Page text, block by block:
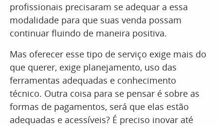
profissionais precisaram se adequar a essa
modalidade para que suas venda possam
continuar fluindo de maneira positiva.
Mas oferecer esse tipo de serviço exige mais do
que querer, exige planejamento, uso das
ferramentas adequadas e conhecimento
técnico. Outra coisa para se pensar é sobre as
formas de pagamentos, será que elas estão
adequadas e acessíveis? É preciso inovar até